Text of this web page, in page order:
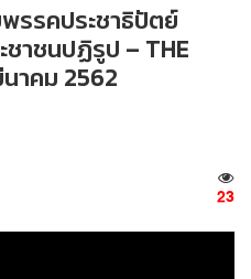
รรคประชาธิปัตย์
าชนปฏิรูป – THE
าคม 2562
23